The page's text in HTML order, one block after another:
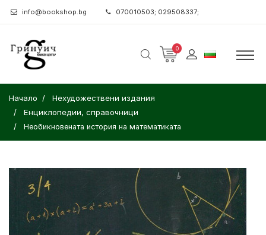
info@bookshop.bg 070010503; 029508337;
0
Начало
Нехудожествени издания
Енциклопедии, справочници
Необикновената история на математиката